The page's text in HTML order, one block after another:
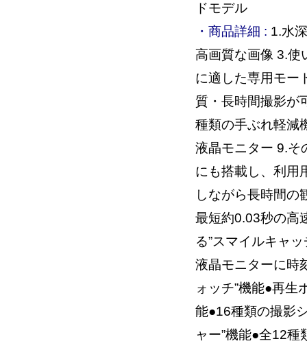
ドモデル
・商品詳細 : 1.水
高画質な画像 3.使
に適した専用モー
質・長時間撮影が
種類の手ぶれ軽減
液晶モニター 9.そ
にも搭載し、利用
しながら長時間の
最短約0.03秒の高
る”スマイルキャ
液晶モニターに時
ォッチ”機能●再生
能●16種類の撮影
ャー”機能●全12種